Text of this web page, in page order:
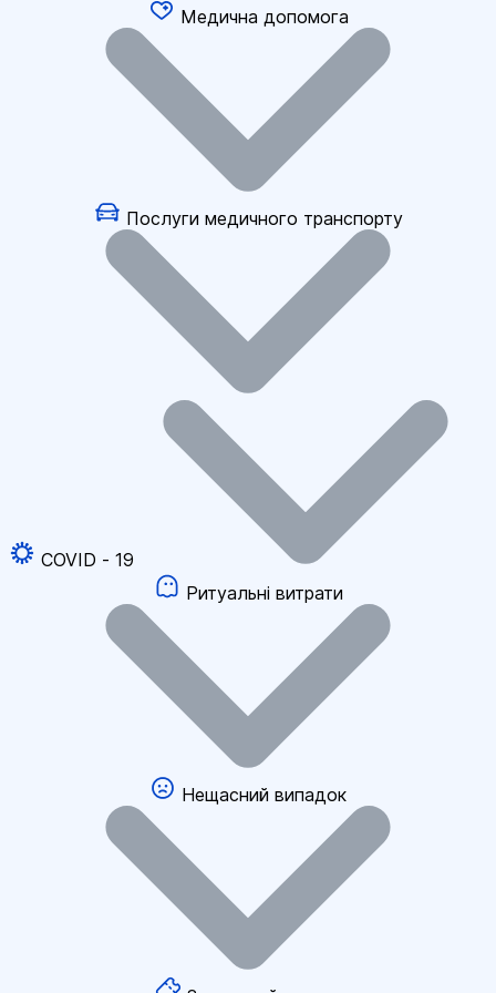
Медична допомога
Послуги медичного транспорту
COVID - 19
Ритуальні витрати
Нещасний випадок